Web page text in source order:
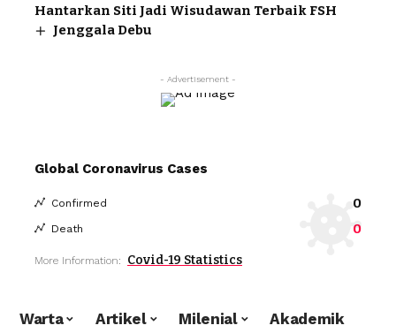
Hantarkan Siti Jadi Wisudawan Terbaik FSH
Jenggala Debu
- Advertisement -
Global Coronavirus Cases
Confirmed 0
Death 0
More Information: Covid-19 Statistics
Warta Artikel Milenial Akademik